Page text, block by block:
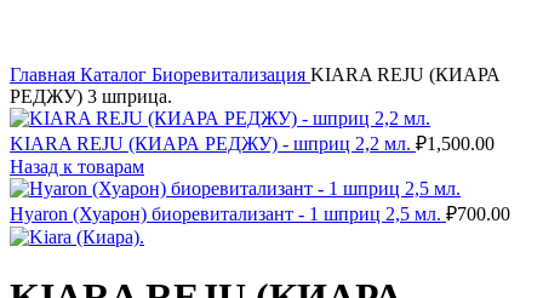
Главная Каталог Биоревитализация KIARA REJU (КИАРА
РЕДЖУ) 3 шприца.
KIARA REJU (КИАРА РЕДЖУ) - шприц 2,2 мл. ₽1,500.00
Назад к товарам
Hyaron (Хуарон) биоревитализант - 1 шприц 2,5 мл. ₽700.00